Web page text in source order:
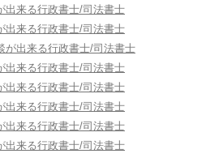
出来る行政書士/司法書士
出来る行政書士/司法書士
が出来る行政書士/司法書士
出来る行政書士/司法書士
出来る行政書士/司法書士
出来る行政書士/司法書士
出来る行政書士/司法書士
出来る行政書士/司法書士